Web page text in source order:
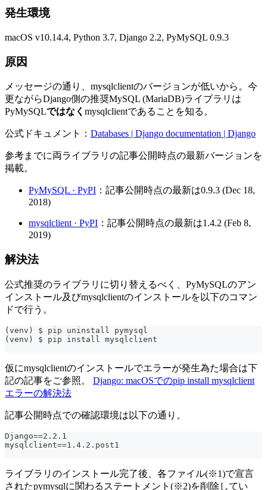
発生環境
macOS v10.14.4, Python 3.7, Django 2.2, PyMySQL 0.9.3
原因
メッセージの通り、mysqlclientのバージョンが低いから。今
更ながらDjango側の推奨MySQL (MariaDB)ライブラリは
PyMySQLではなく mysqlclientであることを知る。
公式ドキュメント： Databases | Django documentation | Django
参考までに両ライブラリの記事公開時点の最新バージョンを
掲載。
PyMySQL · PyPI ：記事公開時点の最新は0.9.3 (Dec 18,
2018)
mysqlclient · PyPI ：記事公開時点の最新は1.4.2 (Feb 8,
2019)
解決法
公式推奨のライブラリに切り替えるべく、PyMySQLのアン
インストール及びmysqlclientのインストールを以下のコマン
ドで行う。
(venv) $ pip uninstall pymysql
(venv) $ pip install mysqlclient
仮にmysqlclientのインストールでエラーが発生為た場合は下
記の記事をご参照。 Django: macOSでのpip install mysqlclient
エラーの解決法
記事公開時点での確認環境は以下の通り。
Django==2.2.1
mysqlclient==1.4.2.post1
ライブラリのインストール完了後、各ファイル(※1)で宣言
されたpymysqlに関わるステートメント(※2)を削除してい